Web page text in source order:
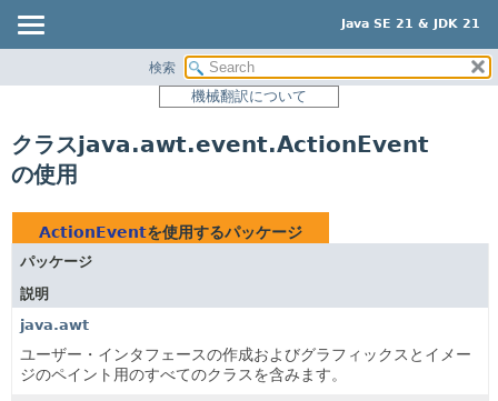
Java SE 21 & JDK 21
パッケージ
クラス
使用
ツリー
新規
非推奨
索引
検索
機械翻訳について
クラスjava.awt.event.ActionEvent
の使用
ActionEventを使用するパッケージ
パッケージ
説明
java.awt
ユーザー・インタフェースの作成およびグラフィックスとイメー
ジのペイント用のすべてのクラスを含みます。